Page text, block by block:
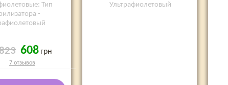
Тип
-
608 грн
7 отзывов
Ультрафиолетовый